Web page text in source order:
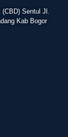
Sentul Jl.
Kab Bogor